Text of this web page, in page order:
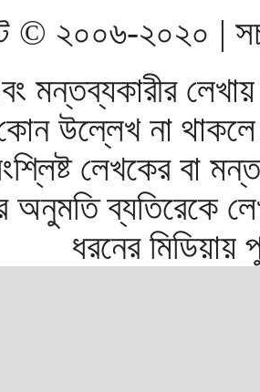
© ২০০৬-২০২০ |
মন্তব্যকারীর
উল্লেখ না
লেখকের বা
অনুমতি ব্যতিরেকে
ধরনের মিডিয়ায়